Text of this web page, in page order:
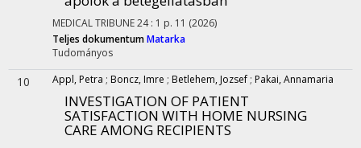
MEDICAL TRIBUNE24: 1 p. 11 (2026)
Teljes dokumentumMatarka
Tudományos
10 Appl, Petra ; Boncz, Imre ; Betlehem, Jozsef ; Pakai, Annamaria
INVESTIGATION OF PATIENT
SATISFACTION WITH HOME NURSING
CARE AMONG RECIPIENTS